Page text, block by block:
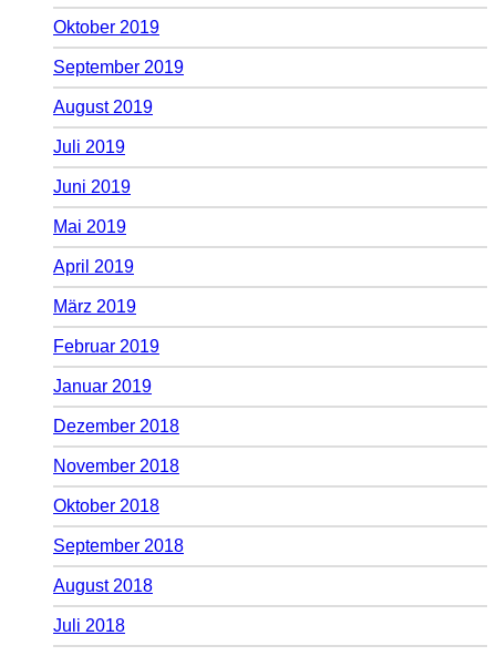
Oktober 2019
September 2019
August 2019
Juli 2019
Juni 2019
Mai 2019
April 2019
März 2019
Februar 2019
Januar 2019
Dezember 2018
November 2018
Oktober 2018
September 2018
August 2018
Juli 2018